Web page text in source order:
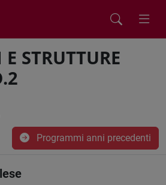
STRUTTURE
Programmi anni precedenti